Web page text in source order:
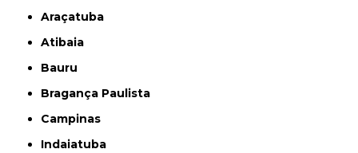
Araçatuba
Atibaia
Bauru
Bragança Paulista
Campinas
Indaiatuba